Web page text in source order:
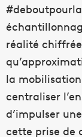
réalité
la
centraliser
d’impulser
cette prise de